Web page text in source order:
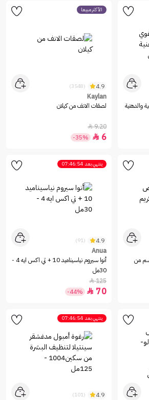
والدهنية
الأكثر مبيعاً
4.9
(3548)
Kaylan
لصقات الانف من كيلان
9.20

6

-35%
من
ينتهي بعد 07:46:54
4.9
(91)
Anua
أنوا سيروم نياسيناميد 10 + تي اكس ايه 4 -
30مل
125

70

-44%
ينتهي بعد 07:46:54
4.9
(101)